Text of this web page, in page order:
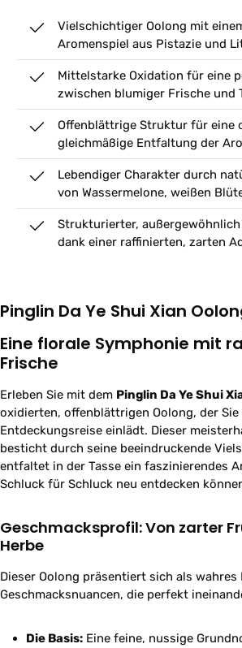
Vielschichtiger Oolong mit
Aromenspiel aus Pistazie und
Mittelstarke Oxidation für eine
zwischen blumiger Frische und
Offenblättrige Struktur für eine
gleichmäßige Entfaltung der
Lebendiger Charakter durch
von Wassermelone, weißen
Strukturierter, außergewöhnlich
dank einer raffinierten, zarten
Pinglin Da Ye Shui Xian
Eine florale Symphonie mit
Frische
Erleben Sie mit dem Pinglin Da Ye Shui
oxidierten, offenblättrigen Oolong, der
Entdeckungsreise einlädt. Dieser
besticht durch seine beeindruckende
entfaltet in der Tasse ein faszinierendes
Schluck für Schluck neu entdecken
Geschmacksprofil: Von zarter
Herbe
Dieser Oolong präsentiert sich als wahres
Geschmacksnuancen, die perfekt
Die Basis: Eine feine, nussige